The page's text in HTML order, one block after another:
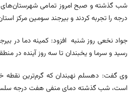
شب گذشته و صبح امروز تمامی شهرستان‌های
درجه را تجربه کردند و بیرجند سومین مرکز
رسید و سرما و یخبندان تا سه روز آینده در
وی گفت: دهسلم نهبندان که گرم‌ترین نقطه
است، شب گذشته دمای منفی هفت درجه